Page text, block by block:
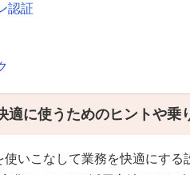
認証
適に使うためのヒントや乗
使いこなして業務を快適にする